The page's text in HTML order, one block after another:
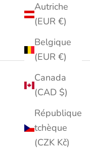
Autriche
(EUR €)
Belgique
(EUR €)
Canada
(CAD $)
République
tchèque
(CZK Kč)